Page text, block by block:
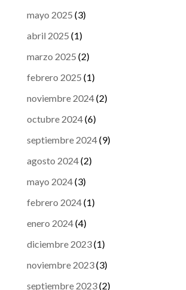
mayo 2025 (3)
abril 2025 (1)
marzo 2025 (2)
febrero 2025 (1)
noviembre 2024(2)
octubre 2024(6)
septiembre 2024(9)
agosto 2024(2)
mayo 2024(3)
febrero 2024(1)
enero 2024(4)
diciembre 2023(1)
noviembre 2023(3)
septiembre 2023(2)